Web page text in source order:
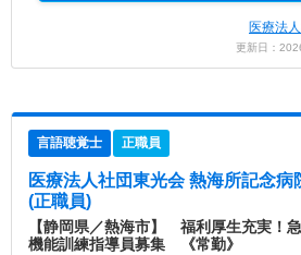
医療法
更新日：
言語聴覚士 正職員
医療法人社団東光会 熱海所記念病
(正職員)
【静岡県／熱海市】 福利厚生充実！
機能訓練指導員募集 《常勤》